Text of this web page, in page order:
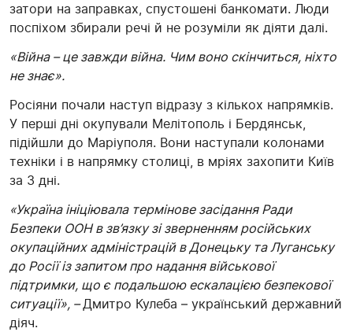
затори на заправках, спустошені банкомати. Люди
поспіхом збирали речі й не розуміли як діяти далі.
«Війна – це завжди війна. Чим воно скінчиться, ніхто
не знає».
Росіяни почали наступ відразу з кількох напрямків.
У перші дні окупували Мелітополь і Бердянськ,
підійшли до Маріуполя. Вони наступали колонами
техніки і в напрямку столиці, в мріях захопити Київ
за 3 дні.
«Україна ініціювала термінове засідання Ради
Безпеки ООН в зв’язку зі зверненням російських
окупаційних адміністрацій в Донецьку та Луганську
до Росії із запитом про надання військової
підтримки, що є подальшою ескалацією безпекової
ситуації», –Дмитро Кулеба – український державний
діяч.